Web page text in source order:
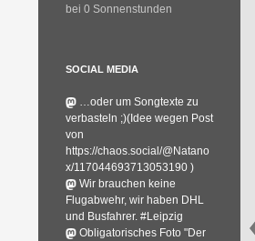
bei 0 Sonnenstunden
SOCIAL MEDIA
…oder um Songtexte zu
verbasteln ;)(Idee wegen Post
von
https://chaos.social/@Natano
x/117044693713053190 )
Wir brauchen keine
Flugabwehr, wir haben DHL
und Busfahrer. #Leipzig
Obligatorisches Foto "Der